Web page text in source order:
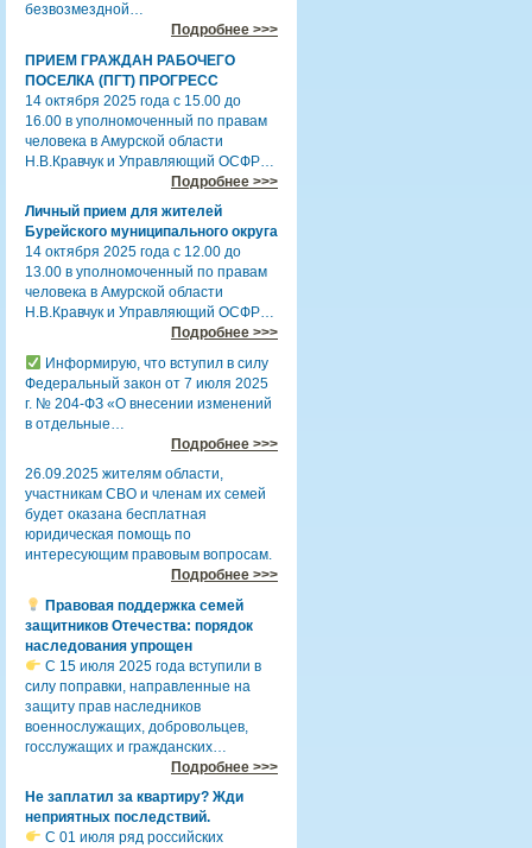
безвозмездной…
Подробнее >>>
ПРИЕМ ГРАЖДАН РАБОЧЕГО
ПОСЕЛКА (ПГТ) ПРОГРЕСС
14 октября 2025 года с 15.00 до
16.00 в уполномоченный по правам
человека в Амурской области
Н.В.Кравчук и Управляющий ОСФР…
Подробнее >>>
Личный прием для жителей
Бурейского муниципального округа
14 октября 2025 года с 12.00 до
13.00 в уполномоченный по правам
человека в Амурской области
Н.В.Кравчук и Управляющий ОСФР…
Подробнее >>>
Информирую, что вступил в силу
Федеральный закон от 7 июля 2025
г. № 204-ФЗ «О внесении изменений
в отдельные…
Подробнее >>>
26.09.2025 жителям области,
участникам СВО и членам их семей
будет оказана бесплатная
юридическая помощь по
интересующим правовым вопросам.
Подробнее >>>
Правовая поддержка семей
защитников Отечества: порядок
наследования упрощен
С 15 июля 2025 года вступили в
силу поправки, направленные на
защиту прав наследников
военнослужащих, добровольцев,
госслужащих и гражданских…
Подробнее >>>
Не заплатил за квартиру? Жди
неприятных последствий.
С 01 июля ряд российских